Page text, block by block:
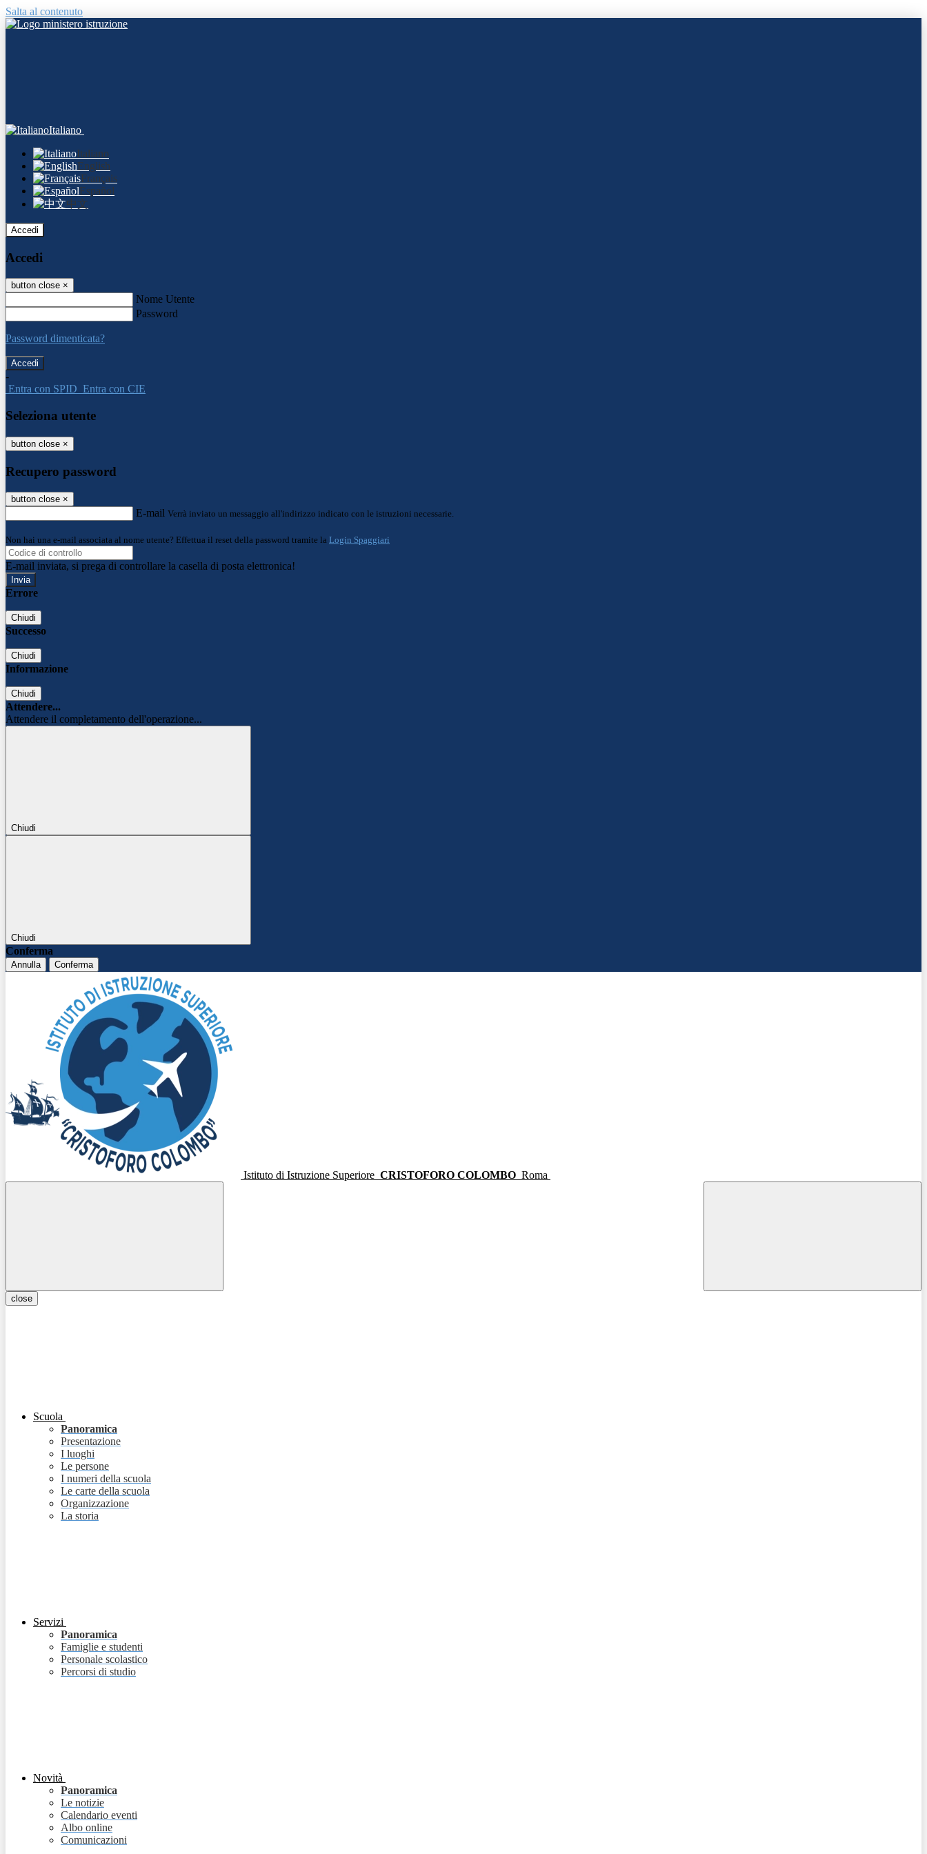
Salta al contenuto
Italiano
Italiano
English
Français
Español
中文
Accedi
Accedi
button close ×
Nome Utente
Password
Password dimenticata?
-
Entra con SPID Entra con CIE
Seleziona utente
button close ×
Recupero password
button close ×
E-mail Verrà inviato un messaggio all'indirizzo indicato con le istruzioni necessarie.
Non hai una e-mail associata al nome utente? Effettua il reset della password tramite la Login Spaggiari
E-mail inviata, si prega di controllare la casella di posta elettronica!
Errore
Chiudi
Successo
Chiudi
Informazione
Chiudi
Attendere...
Attendere il completamento dell'operazione...
Chiudi
Chiudi
Conferma
Annulla Conferma
Istituto di Istruzione Superiore CRISTOFORO COLOMBO Roma
close
Scuola
Panoramica
Presentazione
I luoghi
Le persone
I numeri della scuola
Le carte della scuola
Organizzazione
La storia
Servizi
Panoramica
Famiglie e studenti
Personale scolastico
Percorsi di studio
Novità
Panoramica
Le notizie
Calendario eventi
Albo online
Comunicazioni